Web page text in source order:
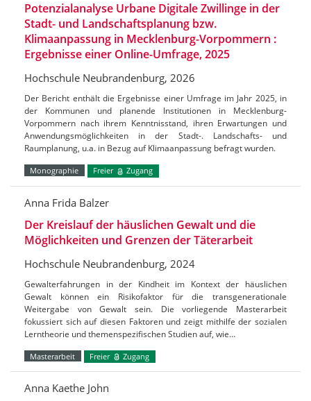
Potenzialanalyse Urbane Digitale Zwillinge in der
Stadt- und Landschaftsplanung bzw.
Klimaanpassung in Mecklenburg-Vorpommern :
Ergebnisse einer Online-Umfrage, 2025
Hochschule Neubrandenburg, 2026
Der Bericht enthält die Ergebnisse einer Umfrage im Jahr 2025, in
der Kommunen und planende Institutionen in Mecklenburg-
Vorpommern nach ihrem Kenntnisstand, ihren Erwartungen und
Anwendungsmöglichkeiten in der Stadt-. Landschafts- und
Raumplanung, u.a. in Bezug auf Klimaanpassung befragt wurden.
Monographie Freier Zugang
Anna Frida Balzer
Der Kreislauf der häuslichen Gewalt und die
Möglichkeiten und Grenzen der Täterarbeit
Hochschule Neubrandenburg, 2024
Gewalterfahrungen in der Kindheit im Kontext der häuslichen
Gewalt können ein Risikofaktor für die transgenerationale
Weitergabe von Gewalt sein. Die vorliegende Masterarbeit
fokussiert sich auf diesen Faktoren und zeigt mithilfe der sozialen
Lerntheorie und themenspezifischen Studien auf, wie…
Masterarbeit Freier Zugang
Anna Kaethe John